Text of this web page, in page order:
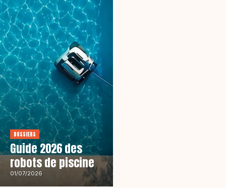
DOSSIERS
Guide 2026 des
robots de piscine
01/07/2026